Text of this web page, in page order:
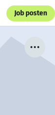
Job posten